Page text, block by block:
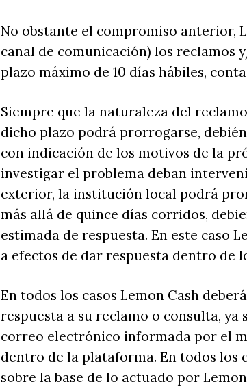
No obstante el compromiso anterior,
canal de comunicación) los reclamos
plazo máximo de 10 días hábiles,
Siempre que la naturaleza del
dicho plazo podrá prorrogarse,
con indicación de los motivos de la
investigar el problema deban
exterior, la institución local podrá
más allá de quince días corridos,
estimada de respuesta. En este caso
a efectos de dar respuesta dentro de
En todos los casos Lemon Cash
respuesta a su reclamo o consulta,
correo electrónico informada por el
dentro de la plataforma. En todos los
sobre la base de lo actuado por